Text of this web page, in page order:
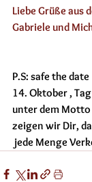
Liebe Grüße aus
Gabriele und
P.S: safe the date
14. Oktober ,
unter dem
zeigen wir Dir,
jede Menge